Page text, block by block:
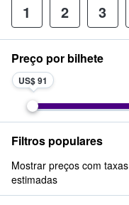
1 2 3
Preço por bilhete
US$ 91
Filtros populares
Mostrar preços com taxas
estimadas